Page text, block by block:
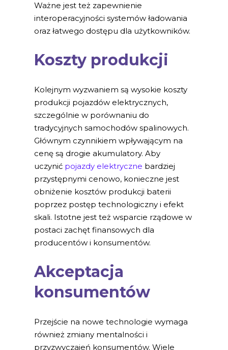
Ważne jest też zapewnienie
interoperacyjności systemów ładowania
oraz łatwego dostępu dla użytkowników.
Koszty produkcji
Kolejnym wyzwaniem są wysokie koszty
produkcji pojazdów elektrycznych,
szczególnie w porównaniu do
tradycyjnych samochodów spalinowych.
Głównym czynnikiem wpływającym na
cenę są drogie akumulatory. Aby
uczynić pojazdy elektryczne bardziej
przystępnymi cenowo, konieczne jest
obniżenie kosztów produkcji baterii
poprzez postęp technologiczny i efekt
skali. Istotne jest też wsparcie rządowe w
postaci zachęt finansowych dla
producentów i konsumentów.
Akceptacja
konsumentów
Przejście na nowe technologie wymaga
również zmiany mentalności i
przyzwyczajeń konsumentów. Wiele